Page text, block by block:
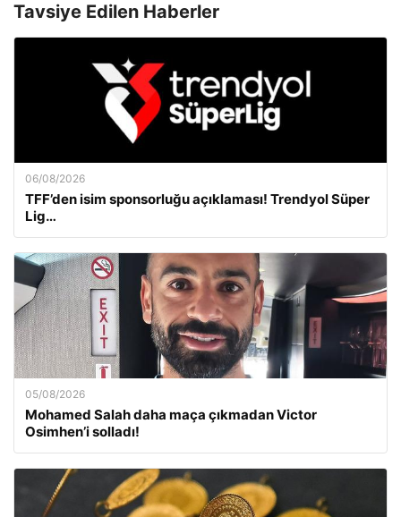
Tavsiye Edilen Haberler
06/08/2026
TFF’den isim sponsorluğu açıklaması! Trendyol Süper
Lig…
05/08/2026
Mohamed Salah daha maça çıkmadan Victor
Osimhen’i solladı!